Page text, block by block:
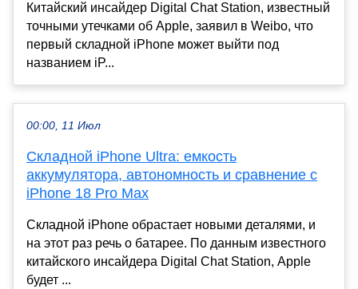
Китайский инсайдер Digital Chat Station, известный
точными утечками об Apple, заявил в Weibo, что
первый складной iPhone может выйти под
названием iP...
00:00, 11 Июл
Складной iPhone Ultra: емкость
аккумулятора, автономность и сравнение с
iPhone 18 Pro Max
Складной iPhone обрастает новыми деталями, и
на этот раз речь о батарее. По данным известного
китайского инсайдера Digital Chat Station, Apple
будет ...